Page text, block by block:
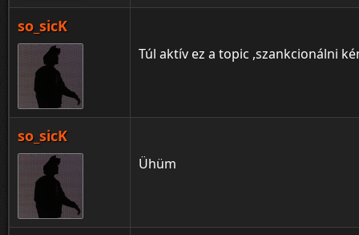
so_sicK
Túl aktív ez a topic ,szankcionálni
so_sicK
Ühüm